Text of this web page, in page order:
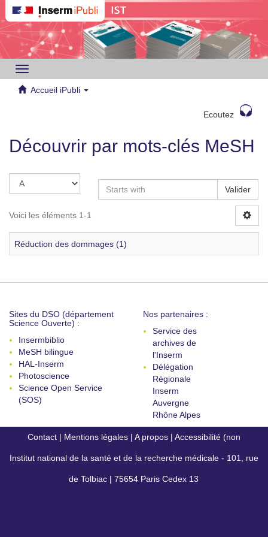
Toggle
navigation
Accueil iPubli
Ecoutez
Découvrir par mots-clés MeSH
Valider
Voici les éléments 1-1
Réduction des dommages (1)
Sites du DSO (département
Science Ouverte) :
Insermbiblio
MeSH bilingue
HAL-Inserm
Photoscience
Science Open Service
(SOS)
Nos partenaires :
Service des
archives de
l'Inserm
Délégation
Régionale
Inserm
Auvergne
Rhône Alpes
Contact | Mentions légales | A propos | Accessibilité (non
conforme)
Institut national de la santé et de la recherche médicale - 101, rue
de Tolbiac | 75654 Paris Cedex 13